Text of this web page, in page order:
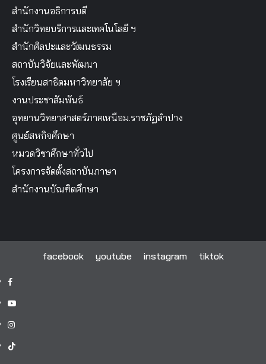
สำนักงานอธิการบดี
สำนักวิทยบริการและเทคโนโลยี ฯ
สำนักศิลปะและวัฒนธรรม
สถาบันวิจัยและพัฒนา
โรงเรียนสาธิตมหาวิทยาลัย ฯ
งานประชาสัมพันธ์
อุทยานวิทยาศาสตร์ภาคเหนือม.ราชภัฏลำปาง
ศูนย์สหกิจศึกษา
หมวดวิชาศึกษาทั่วไป
โครงการจัดตั้งสถาบันภาษา
สำนักงานบัณฑิตศึกษา
facebook youtube instagram tiktok
facebook
youtube
instagram
tiktok